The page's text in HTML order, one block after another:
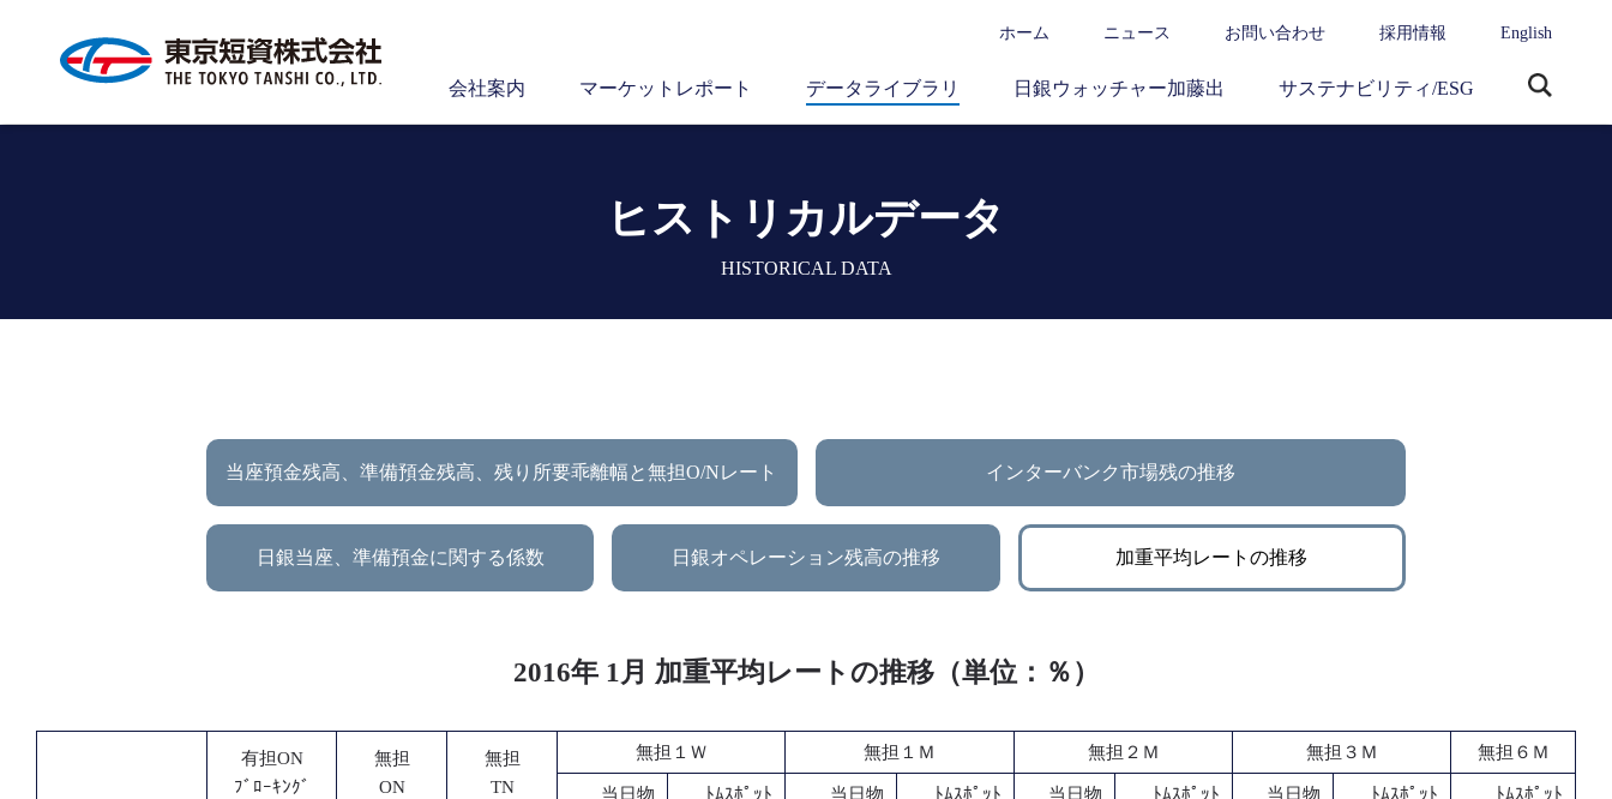
ホーム ニュース お問い合わせ 採用情報 English
会社案内 マーケットレポート データライブラリ 日銀ウォッチャー加藤出 サステナビリティ/ESG
ヒストリカルデータ
HISTORICAL DATA
当座預金残高、準備預金残高、残り所要乖離幅と無担O/Nレート インターバンク市場残の推移
日銀当座、準備預金に関する係数 日銀オペレーション残高の推移 加重平均レートの推移
2016年 1月 加重平均レートの推移（単位：％）
有担ON
ﾌﾞﾛｰｷﾝｸﾞ
無担
ON
無担
TN
無担１Ｗ 無担１Ｍ 無担２Ｍ 無担３Ｍ 無担６Ｍ
当日物 ﾄﾑｽﾎﾟｯﾄ 当日物 ﾄﾑｽﾎﾟｯﾄ 当日物 ﾄﾑｽﾎﾟｯﾄ 当日物 ﾄﾑｽﾎﾟｯﾄ ﾄﾑｽﾎﾟｯﾄ